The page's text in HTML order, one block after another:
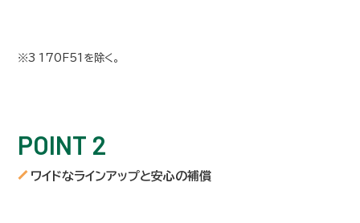
※3 170F51を除く。
POINT 2
ワイドなラインアップと安心の補償